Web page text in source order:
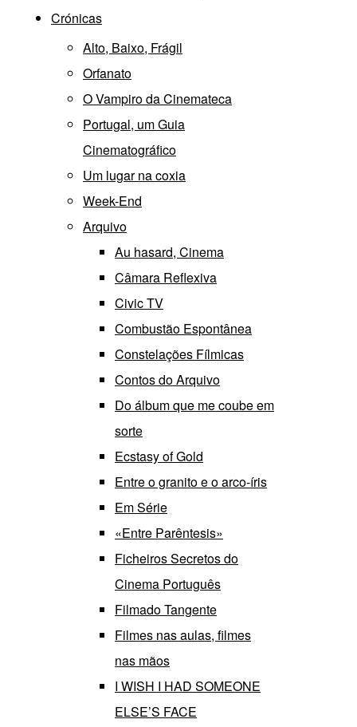
Crónicas
Alto, Baixo, Frágil
Orfanato
O Vampiro da Cinemateca
Portugal, um Guia
Cinematográfico
Um lugar na coxia
Week-End
Arquivo
Au hasard, Cinema
Câmara Reflexiva
Civic TV
Combustão Espontânea
Constelações Fílmicas
Contos do Arquivo
Do álbum que me coube em
sorte
Ecstasy of Gold
Entre o granito e o arco-íris
Em Série
«Entre Parêntesis»
Ficheiros Secretos do
Cinema Português
Filmado Tangente
Filmes nas aulas, filmes
nas mãos
I WISH I HAD SOMEONE
ELSE’S FACE